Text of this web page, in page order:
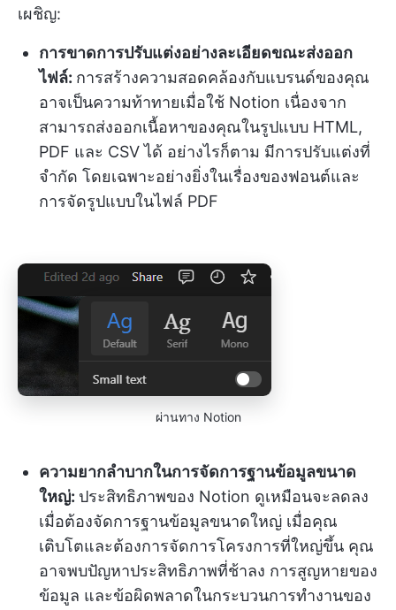
เผชิญ:
การขาดการปรับแต่งอย่างละเอียดขณะส่งออก
ไฟล์: การสร้างความสอดคล้องกับแบรนด์ของคุณ
อาจเป็นความท้าทายเมื่อใช้ Notion เนื่องจาก
สามารถส่งออกเนื้อหาของคุณในรูปแบบ HTML,
PDF และ CSV ได้ อย่างไรก็ตาม มีการปรับแต่งที่
จำกัด โดยเฉพาะอย่างยิ่งในเรื่องของฟอนต์และ
การจัดรูปแบบในไฟล์ PDF
ผ่านทาง Notion
ความยากลำบากในการจัดการฐานข้อมูลขนาด
ใหญ่: ประสิทธิภาพของ Notion ดูเหมือนจะลดลง
เมื่อต้องจัดการฐานข้อมูลขนาดใหญ่ เมื่อคุณ
เติบโตและต้องการจัดการโครงการที่ใหญ่ขึ้น คุณ
อาจพบปัญหาประสิทธิภาพที่ช้าลง การสูญหายของ
ข้อมูล และข้อผิดพลาดในกระบวนการทำงานของ